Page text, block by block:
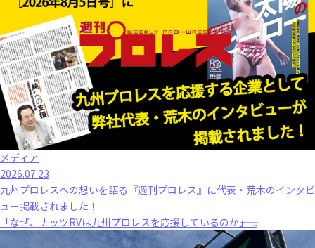
メディア
2026.07.23
九州プロレスへの想いを語る――『週刊プロレス』に代表・荒木のインタビ
ュー掲載されました！
「なぜ、ナッツRVは九州プロレスを応援しているのか――」 ...